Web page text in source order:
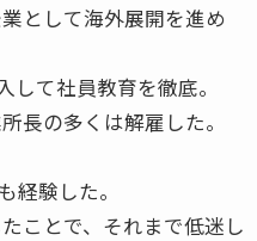
として海外展開を進め
して社員教育を徹底。
長の多くは解雇した。
経験した。
ことで、それまで低迷し